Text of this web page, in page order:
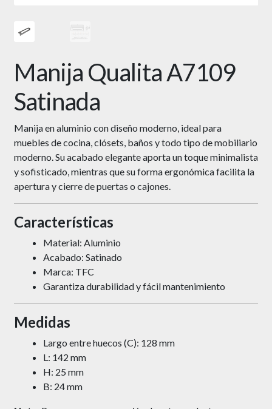
Manija Qualita A7109
Satinada
Manija en aluminio con diseño moderno, ideal para
muebles de cocina, clósets, baños y todo tipo de mobiliario
moderno. Su acabado elegante aporta un toque minimalista
y sofisticado, mientras que su forma ergonómica facilita la
apertura y cierre de puertas o cajones.
Características
Material: Aluminio
Acabado: Satinado
Marca: TFC
Garantiza durabilidad y fácil mantenimiento
Medidas
Largo entre huecos (C): 128 mm
L: 142 mm
H: 25 mm
B: 24 mm